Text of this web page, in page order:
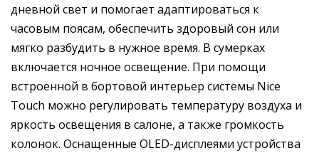
дневной свет и помогает адаптироваться к
часовым поясам, обеспечить здоровый сон или
мягко разбудить в нужное время. В сумерках
включается ночное освещение. При помощи
встроенной в бортовой интерьер системы Nice
Touch можно регулировать температуру воздуха и
яркость освещения в салоне, а также громкость
колонок. Оснащенные OLED-дисплеями устройства